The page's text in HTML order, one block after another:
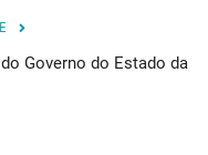
Governo do Estado da